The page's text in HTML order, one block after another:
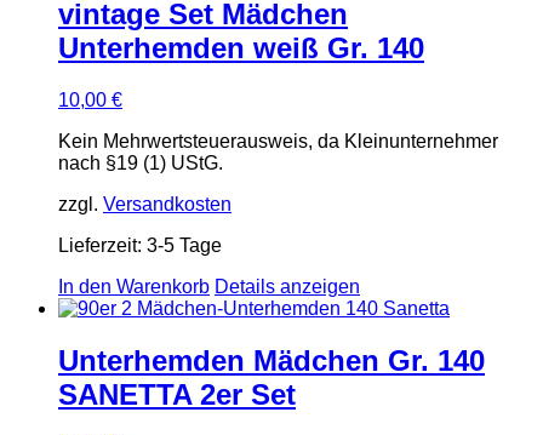
vintage Set Mädchen
Unterhemden weiß Gr. 140
10,00 €
Kein Mehrwertsteuerausweis, da Kleinunternehmer
nach §19 (1) UStG.
zzgl. Versandkosten
Lieferzeit: 3-5 Tage
In den Warenkorb Details anzeigen
Unterhemden Mädchen Gr. 140
SANETTA 2er Set